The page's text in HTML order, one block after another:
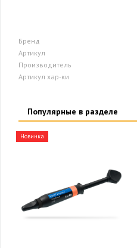
Бренд
Артикул
Производитель
Артикул хар-ки
Популярные в разделе
Новинка